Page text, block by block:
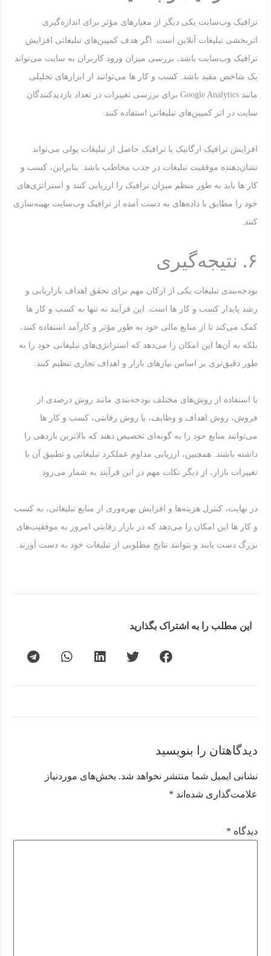
ترافیک وب‌سایت یکی دیگر از معیارهای مؤثر برای اندازه‌گیری
اثربخشی تبلیغات آنلاین است. اگر هدف کمپین‌های تبلیغاتی افزایش
ترافیک وب‌سایت باشد، بررسی میزان ورود کاربران به سایت می‌تواند
یک شاخص مفید باشد. کسب و کار ها می‌توانند از ابزارهای تحلیلی
مانند Google Analytics برای بررسی تغییرات در تعداد بازدیدکنندگان
سایت در اثر کمپین‌های تبلیغاتی استفاده کنند.
افزایش ترافیک ارگانیک یا ترافیک حاصل از تبلیغات پولی می‌تواند
نشان‌دهنده موفقیت تبلیغات در جذب مخاطب باشد. بنابراین، کسب و
کار ها باید به طور منظم میزان ترافیک را ارزیابی کنند و استراتژی‌های
خود را مطابق با داده‌های به دست آمده از ترافیک وب‌سایت بهینه‌سازی
کنند.
۶. نتیجه‌گیری
بودجه‌بندی تبلیغات یکی از ارکان مهم برای تحقق اهداف بازاریابی و
رشد پایدار کسب و کار ها است. این فرآیند نه تنها به کسب و کار ها
کمک می‌کند تا از منابع مالی خود به طور مؤثر و کارآمد استفاده کنند،
بلکه به آن‌ها این امکان را می‌دهد که استراتژی‌های تبلیغاتی خود را به
طور دقیق‌تری بر اساس نیازهای بازار و اهداف تجاری تنظیم کنند.
با استفاده از روش‌های مختلف بودجه‌بندی مانند روش درصدی از
فروش، روش اهداف و وظایف، یا روش رقابتی، کسب و کار ها
می‌توانند منابع خود را به گونه‌ای تخصیص دهند که بالاترین بازدهی را
داشته باشند. همچنین، ارزیابی مداوم عملکرد تبلیغاتی و تطبیق آن با
تغییرات بازار، از دیگر نکات مهم در این فرآیند به شمار می‌رود.
در نهایت، کنترل هزینه‌ها و افزایش بهره‌وری از منابع تبلیغاتی، به کسب
و کار ها این امکان را می‌دهد که در بازار رقابتی امروز به موفقیت‌های
بزرگ دست یابند و بتوانند نتایج مطلوبی از تبلیغات خود به دست آورند.
این مطلب را به اشتراک بگذارید
دیدگاهتان را بنویسید
نشانی ایمیل شما منتشر نخواهد شد. بخش‌های موردنیاز
علامت‌گذاری شده‌اند *
دیدگاه *